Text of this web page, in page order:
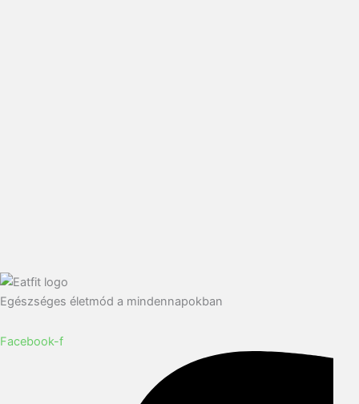
Egészséges életmód a mindennapokban
Facebook-f